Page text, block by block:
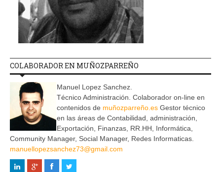
COLABORADOR EN MUÑOZPARREÑO
Manuel Lopez Sanchez.
Técnico Administración. Colaborador on-line en
contenidos de muñozparreño.es Gestor técnico
en las áreas de Contabilidad, administración,
Exportación, Finanzas, RR.HH, Informática,
Community Manager, Social Manager, Redes Informaticas.
manuellopezsanchez73@gmail.com